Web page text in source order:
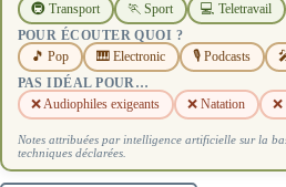
🚇 Transport 🏃 Sport 💻 Teletravail
POUR ÉCOUTER QUOI ?
🎵 Pop 🎹 Electronic 🎙️ Podcasts
PAS IDÉAL POUR…
❌ Audiophiles exigeants ❌ Natation
Notes attribuées par intelligence artificielle sur la
techniques déclarées.